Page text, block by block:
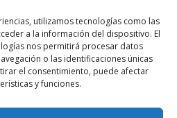
utilizamos tecnologías como las
a la información del dispositivo. El
nos permitirá procesar datos
o las identificaciones únicas
el consentimiento, puede afectar
y funciones.